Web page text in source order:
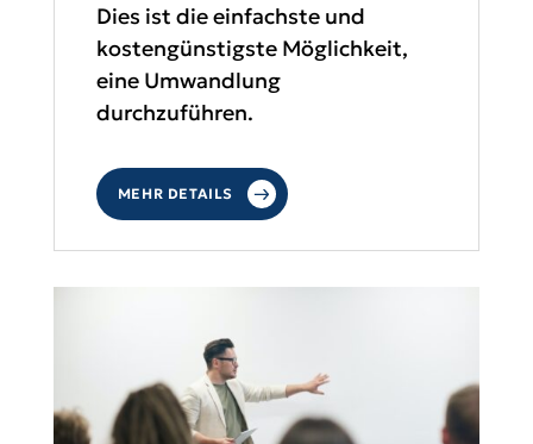
Dies ist die einfachste und
kostengünstigste Möglichkeit,
eine Umwandlung
durchzuführen.
MEHR DETAILS